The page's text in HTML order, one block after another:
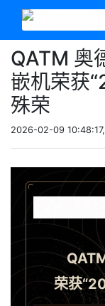
QATM 奥
嵌机荣获
殊荣
2026-02-09
荣获